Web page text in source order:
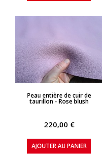
APERÇU RAPIDE
Peau entière de cuir de
taurillon - Rose blush
220,00 €
AJOUTER AU PANIER